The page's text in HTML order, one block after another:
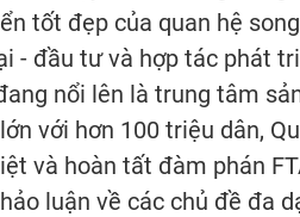
tốt đẹp của quan hệ
- đầu tư và hợp tác phát
nổi lên là trung tâm
với hơn 100 triệu dân,
và hoàn tất đàm phán
luận về các chủ đề đa